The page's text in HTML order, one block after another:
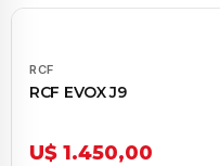
RCF
RCF EVOX J9
U$ 1.450,00